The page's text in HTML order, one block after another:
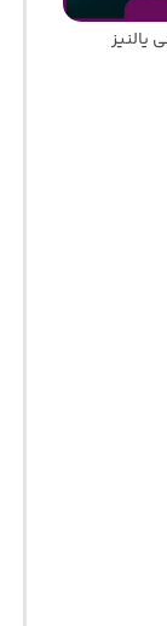
یالنیز